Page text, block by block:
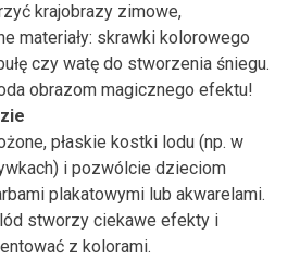
krajobrazy zimowe,
materiały: skrawki kolorowego
czy watę do stworzenia śniegu.
obrazom magicznego efektu!
płaskie kostki lodu (np. w
i pozwólcie dzieciom
plakatowymi lub akwarelami.
stworzy ciekawe efekty i
z kolorami.